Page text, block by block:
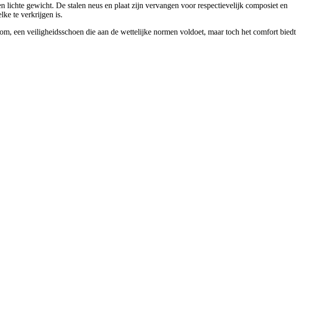
gewicht. De stalen neus en plaat zijn vervangen voor respectievelijk composiet en
te verkrijgen is.
een veiligheidsschoen die aan de wettelijke normen voldoet, maar toch het comfort biedt